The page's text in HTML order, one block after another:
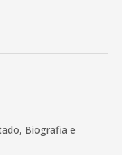
Biografia e